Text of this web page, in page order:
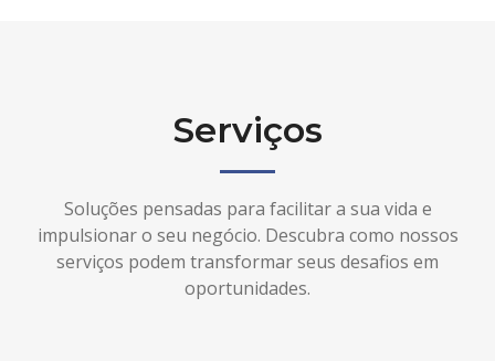
Serviços
Soluções pensadas para facilitar a sua vida e
impulsionar o seu negócio. Descubra como nossos
serviços podem transformar seus desafios em
oportunidades.